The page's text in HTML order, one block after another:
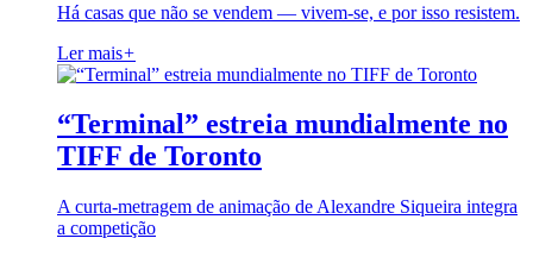
Há casas que não se vendem — vivem-se, e por isso resistem.
Ler mais+
“Terminal” estreia mundialmente no
TIFF de Toronto
A curta-metragem de animação de Alexandre Siqueira integra
a competição